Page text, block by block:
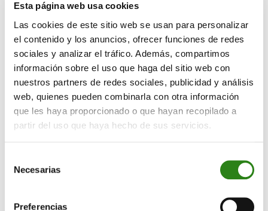
Esta página web usa cookies
Las cookies de este sitio web se usan para personalizar
el contenido y los anuncios, ofrecer funciones de redes
sociales y analizar el tráfico. Además, compartimos
información sobre el uso que haga del sitio web con
nuestros partners de redes sociales, publicidad y análisis
web, quienes pueden combinarla con otra información
que les haya proporcionado o que hayan recopilado a
partir del uso que haya hecho de sus servicios.
Necesarias
Preferencias
unirse el hecho de que los descendientes, muchas
veces no emancipados cuando la jubilación llega,
dependen más tiempo de sus progenitores debido al
retraso en la edad para formar familias. Estas
realidades exigen estar más preparados que las
generaciones previas para afrontar posibles
imprevistos y gastos derivados de la edad.
Para la consecución de dichos objetivos será
así como la capacidad de generación de rentabilidad
ingresos se verán previsiblemente reducidos. En este